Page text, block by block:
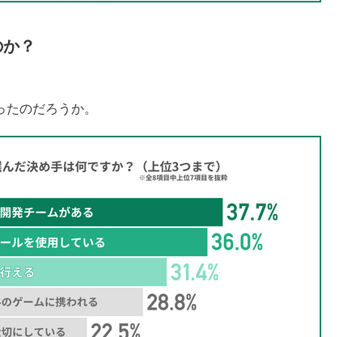
？
のだろうか。